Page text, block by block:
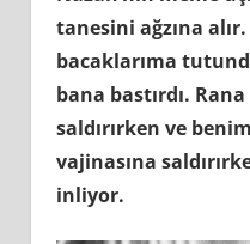
tanesini ağzına
bacaklarıma
bana bastırdı.
saldırırken ve
vajinasına
inliyor.